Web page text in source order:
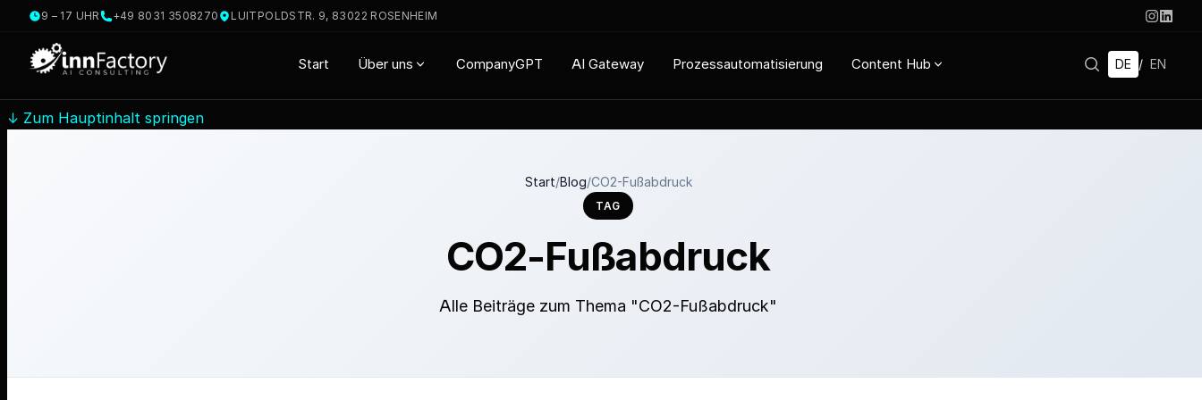
↓ Zum Hauptinhalt springen
9 – 17 UHR +49 8031 3508270 LUITPOLDSTR. 9, 83022 ROSENHEIM
Start Über uns CompanyGPT AI Gateway Prozessautomatisierung Content Hub DE / EN
Start/Blog/CO2-Fußabdruck
TAG
CO2-Fußabdruck
Alle Beiträge zum Thema "CO2-Fußabdruck"